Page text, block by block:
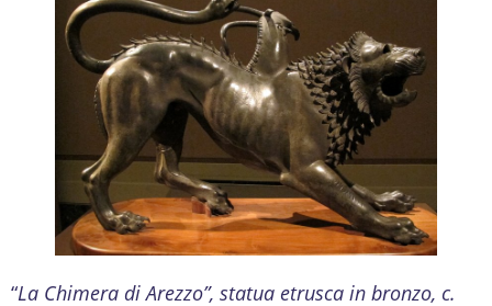
“La Chimera di Arezzo”, statua etrusca in bronzo, c.